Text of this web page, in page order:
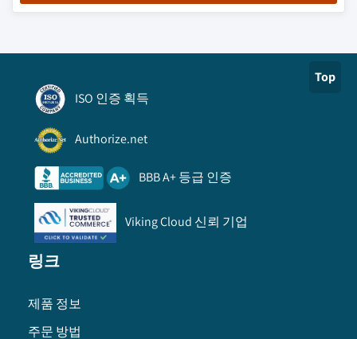
Top
ISO 인증 획득
Authorize.net
BBB A+ 등급 인증
Viking Cloud 신뢰 기업
링크
제품 정보
주문 방법